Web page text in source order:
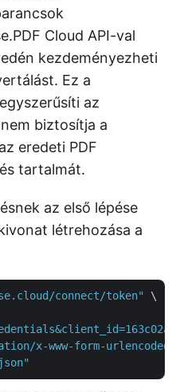
Cloud API-val
kezdeményezheti
Ez a
az
biztosítja a
eredeti PDF
tartalmát.
az első lépése
létrehozása a
connect/token"
\
x-www-form-urlencoded"